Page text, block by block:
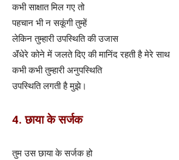
कभी साक्षात मिल गए तो
पहचान भी न सकूंगी तुम्हें
लेकिन तुम्हारी उपस्थिति की उजास
ॲंधेरे कोने में जलते दिए की मानिंद रहती है मेरे साथ
कभी कभी तुम्हारी अनुपस्थिति
उपस्थिति लगती है मुझे।
4. छाया के सर्जक
तुम उस छाया के सर्जक हो